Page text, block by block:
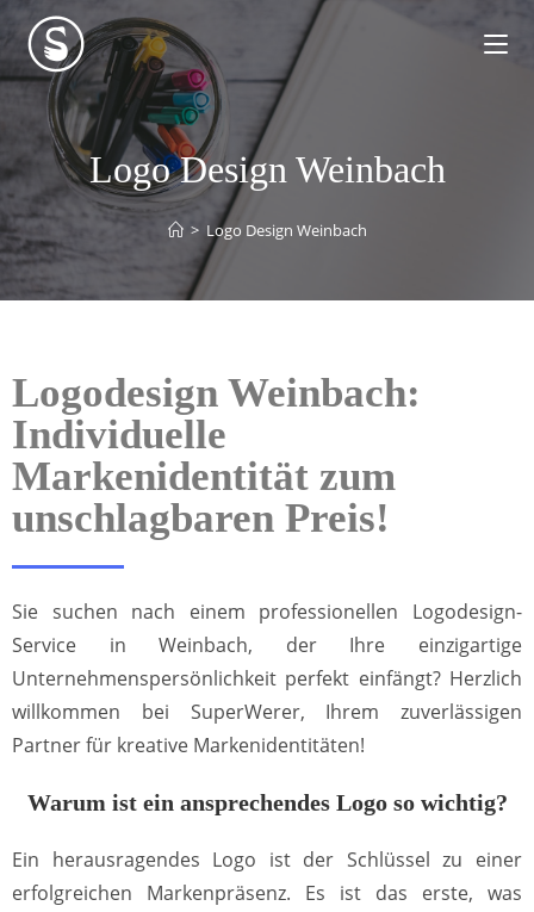
Logo Design Weinbach
> Logo Design Weinbach
Logodesign Weinbach:
Individuelle
Markenidentität zum
unschlagbaren Preis!
Sie suchen nach einem professionellen Logodesign-
Service in Weinbach, der Ihre einzigartige
Unternehmenspersönlichkeit perfekt einfängt? Herzlich
willkommen bei SuperWerer, Ihrem zuverlässigen
Partner für kreative Markenidentitäten!
Warum ist ein ansprechendes Logo so wichtig?
Ein herausragendes Logo ist der Schlüssel zu einer
erfolgreichen Markenpräsenz. Es ist das erste, was